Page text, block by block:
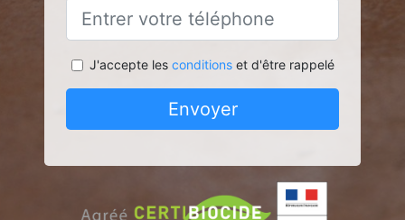
J'accepte les conditionset d'être rappelé
Envoyer